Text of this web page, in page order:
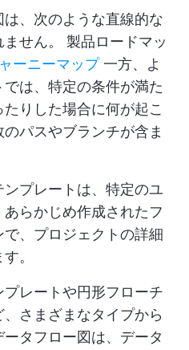
、次のような直線的な
せん。 製品ロードマッ
ーニーマップ一方、よ
は、特定の条件が満た
りした場合に何が起こ
パスやブランチが含ま
プレートは、特定のユ
らかじめ作成されたフ
、プロジェクトの詳細
。
レートや円形フローチ
さまざまなタイプから
タフロー図は、データ